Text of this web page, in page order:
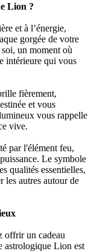
Lion ?
et à l’énergie,
gorgée de votre
un moment où
intérieure qui vous
fièrement,
et vous
vous rappelle
vive.
par l'élément feu,
Le symbole
qualités essentielles,
les autres autour de
offrir un cadeau
astrologique Lion est